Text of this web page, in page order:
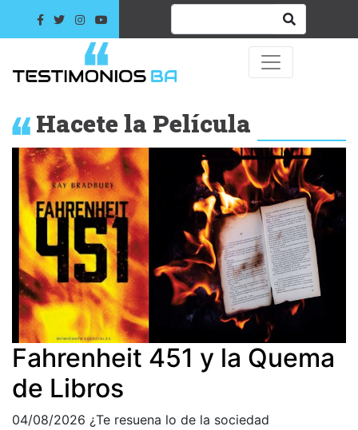
Hacete la Película
Fahrenheit 451 y la Quema
de Libros
04/08/2026 ¿Te resuena lo de la sociedad